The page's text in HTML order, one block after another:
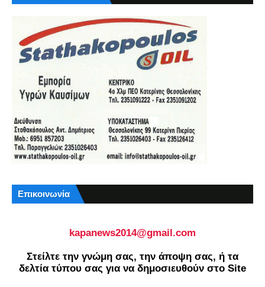
Επικοινωνία
kapanews2014@gmail.com
Στείλτε την γνώμη σας, την άποψη σας, ή τα
δελτία τύπου σας για να δημοσιευθούν στο Site